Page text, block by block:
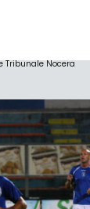
Tribunale Nocera